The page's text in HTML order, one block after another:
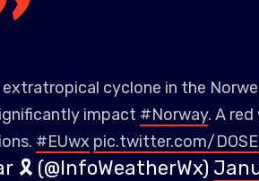
cyclone in the
impact #Norway. A red
#EUwx pic.twitter.com/
🎗️ (@InfoWeatherWx)